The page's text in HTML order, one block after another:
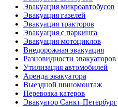
Эвакуация микроавтобусов
Эвакуация газелей
Эвакуация тракторов
Эвакуация с паркинга
Эвакуация мотоциклов
Внедорожная эвакуация
Разновидности эвакуаторов
Утилизация автомобилей
Аренда эвакуатора
Выездной шиномонтаж
Перевозка катеров
Эвакуатор Санкт-Петербург